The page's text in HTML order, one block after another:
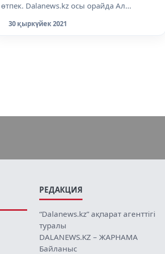
өтпек. Dalanews.kz осы орайда Ал...
30 қыркүйек 2021
РЕДАКЦИЯ
“Dalanews.kz” ақпарат агенттігі
туралы
DALANEWS.KZ – ЖАРНАМА
Байланыс